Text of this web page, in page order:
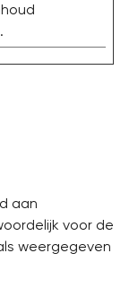
aan
voor de
weergegeven